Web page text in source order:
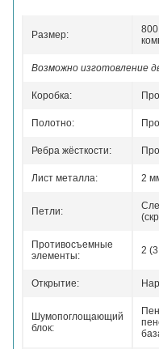
Размер:
Возможно изготовление
Коробка:
Полотно:
Ребра жёсткости:
Лист металла: 2
Петли:
Противосъемные
элементы:
2
Открытие:
Шумопоглощающий
блок: